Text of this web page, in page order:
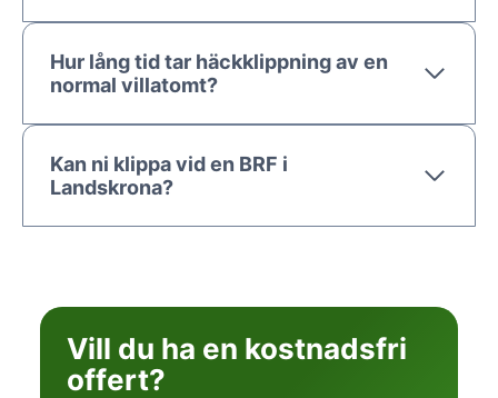
Hur lång tid tar häckklippning av en
normal villatomt?
Kan ni klippa vid en BRF i
Landskrona?
Vill du ha en kostnadsfri
offert?